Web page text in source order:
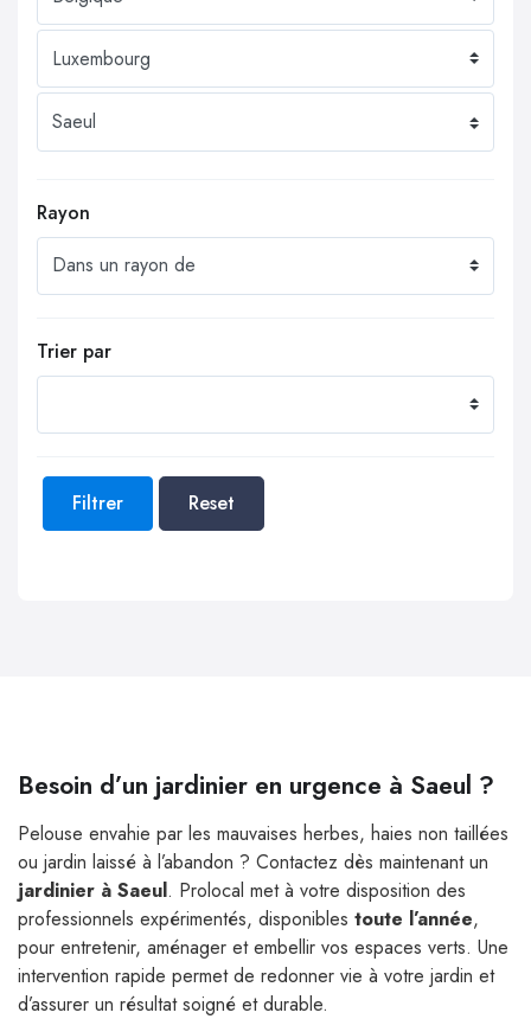
Rayon
Trier par
Filtrer Reset
Besoin d’un jardinier en urgence à Saeul ?
Pelouse envahie par les mauvaises herbes, haies non taillées
ou jardin laissé à l’abandon ? Contactez dès maintenant un
jardinier à Saeul. Prolocal met à votre disposition des
professionnels expérimentés, disponibles toute l’année,
pour entretenir, aménager et embellir vos espaces verts. Une
intervention rapide permet de redonner vie à votre jardin et
d’assurer un résultat soigné et durable.